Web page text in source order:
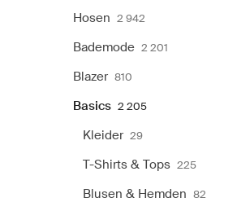
Hosen 2 942
Bademode 2 201
Blazer 810
Basics 2 205
Kleider 29
T-Shirts & Tops 225
Blusen & Hemden 82